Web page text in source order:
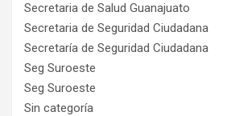
Secretaria de Salud Guanajuato
Secretaria de Seguridad Ciudadana
Secretaría de Seguridad Ciudadana
Seg Suroeste
Seg Suroeste
Sin categoría